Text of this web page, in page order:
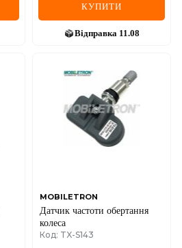
КУПИТИ
Відправка 11.08
MOBILETRON
Датчик частоти обертання
колеса
Код: TX-S143